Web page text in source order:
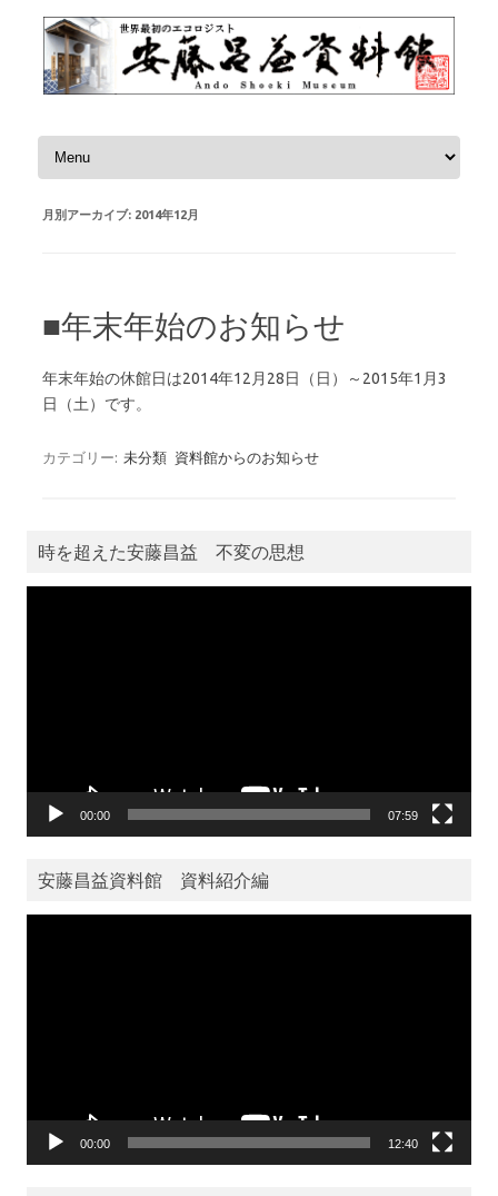
コンテンツへスキップ
月別アーカイブ: 2014年12月
■年末年始のお知らせ
年末年始の休館日は2014年12月28日（日）～2015年1月3
日（土）です。
カテゴリー: 未分類 資料館からのお知らせ
時を超えた安藤昌益 不変の思想
00:00 07:59
安藤昌益資料館 資料紹介編
00:00 12:40